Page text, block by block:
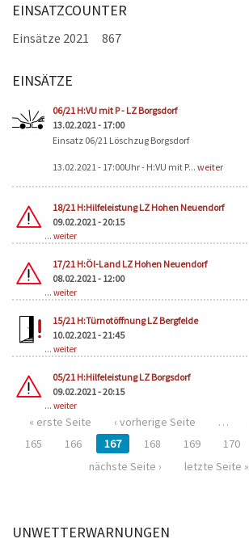
EINSATZCOUNTER
Einsätze 2021 867
EINSÄTZE
06/21 H:VU mit P - LZ Borgsdorf
13.02.2021 - 17:00
Einsatz 06/21 Löschzug Borgsdorf
13.02.2021 - 17:00Uhr - H:VU mit P... weiter
18/21 H:Hilfeleistung LZ Hohen Neuendorf
09.02.2021 - 20:15
... weiter
17/21 H:Öl-Land LZ Hohen Neuendorf
08.02.2021 - 12:00
... weiter
15/21 H:Türnotöffnung LZ Bergfelde
10.02.2021 - 21:45
... weiter
05/21 H:Hilfeleistung LZ Borgsdorf
09.02.2021 - 20:15
... weiter
Seiten
« erste Seite ‹ vorherige Seite …
165
166 167 168 169 170
nächste Seite ›
letzte Seite »
UNWETTERWARNUNGEN